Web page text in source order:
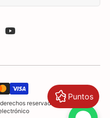
YouTube
reservados. Software de
Puntos